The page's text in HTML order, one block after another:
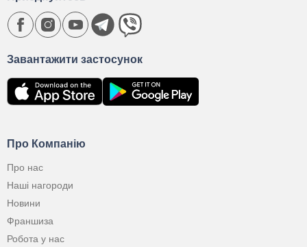
Про Компанію
Про нас
Наші нагороди
Новини
Франшиза
Робота у нас
Завантажити застосунок